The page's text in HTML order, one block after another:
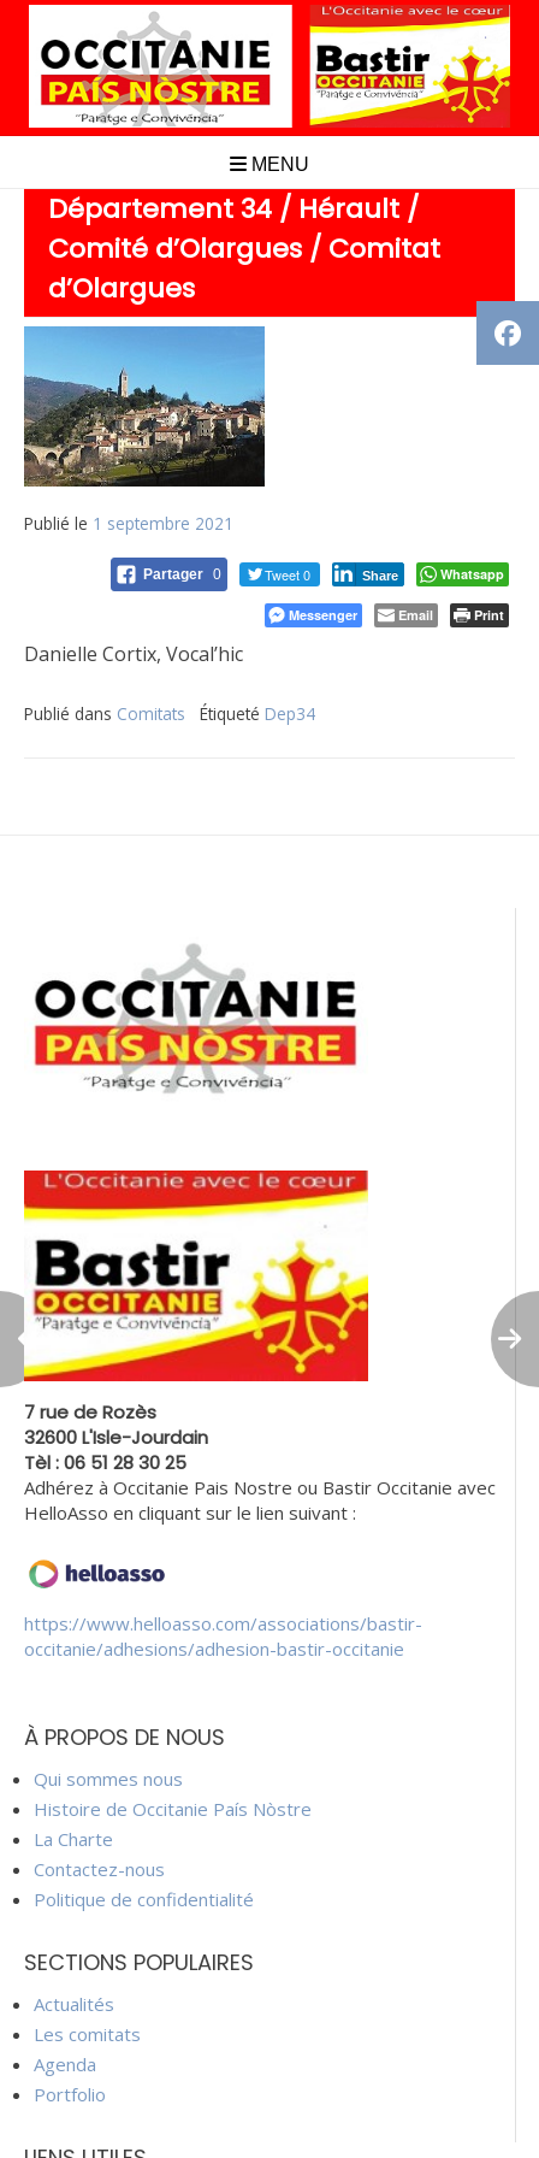
Aller
contenu
MENU
Département 34 / Hérault /
Comité d’Olargues / Comitat
d’Olargues
Publié le 1 septembre 2021
Partager 0 Tweet 0 Share Whatsapp
Messenger Email Print
Danielle Cortix, Vocal’hic
Publié dans Comitats Étiqueté Dep34
7 rue de Rozès
32600 L'Isle-Jourdain
Tèl : 06 51 28 30 25
Adhérez à Occitanie Pais Nostre ou Bastir Occitanie avec
HelloAsso en cliquant sur le lien suivant :
https://www.helloasso.com/associations/bastir-
occitanie/adhesions/adhesion-bastir-occitanie
À PROPOS DE NOUS
Qui sommes nous
Histoire de Occitanie País Nòstre
La Charte
Contactez-nous
Politique de confidentialité
SECTIONS POPULAIRES
Actualités
Les comitats
Agenda
Portfolio